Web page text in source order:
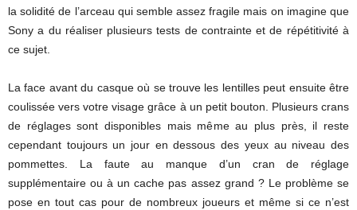
la solidité de l’arceau qui semble assez fragile mais on imagine que
Sony a du réaliser plusieurs tests de contrainte et de répétitivité à
ce sujet.
La face avant du casque où se trouve les lentilles peut ensuite être
coulissée vers votre visage grâce à un petit bouton. Plusieurs crans
de réglages sont disponibles mais même au plus près, il reste
cependant toujours un jour en dessous des yeux au niveau des
pommettes. La faute au manque d’un cran de réglage
supplémentaire ou à un cache pas assez grand ? Le problème se
pose en tout cas pour de nombreux joueurs et même si ce n’est